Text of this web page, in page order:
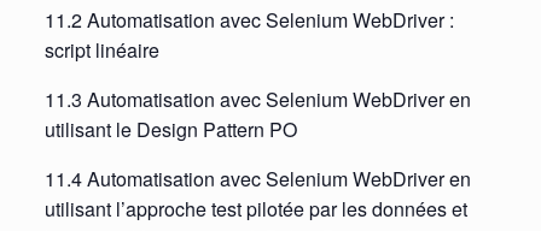
11.2 Automatisation avec Selenium WebDriver :
script linéaire
11.3 Automatisation avec Selenium WebDriver en
utilisant le Design Pattern PO
11.4 Automatisation avec Selenium WebDriver en
utilisant l’approche test pilotée par les données et